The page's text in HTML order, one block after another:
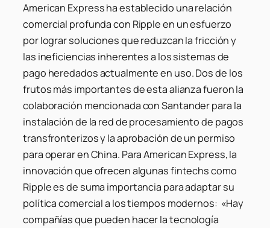
American Express ha establecido una relación
comercial profunda con Ripple en un esfuerzo
por lograr soluciones que reduzcan la fricción y
las ineficiencias inherentes a los sistemas de
pago heredados actualmente en uso. Dos de los
frutos más importantes de esta alianza fueron la
colaboración mencionada con Santander para la
instalación de la red de procesamiento de pagos
transfronterizos y la aprobación de un permiso
para operar en China. Para American Express, la
innovación que ofrecen algunas fintechs como
Ripple es de suma importancia para adaptar su
política comercial a los tiempos modernos: «Hay
compañías que pueden hacer la tecnología